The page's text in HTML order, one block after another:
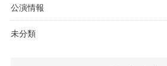
公演情報
未分類